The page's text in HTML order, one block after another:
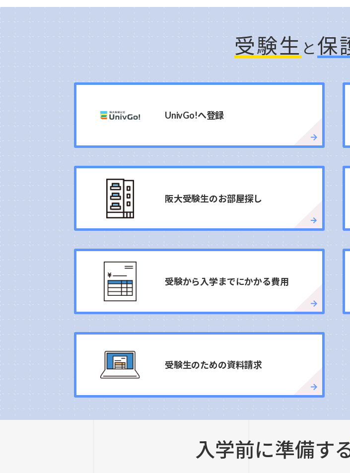
受験生と保
UnivGo!へ登録
阪大受験生のお部屋探し
受験から入学までにかかる費用
受験生のための資料請求
入学前に準備す